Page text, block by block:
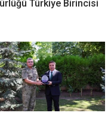
Türkiye Birincisi